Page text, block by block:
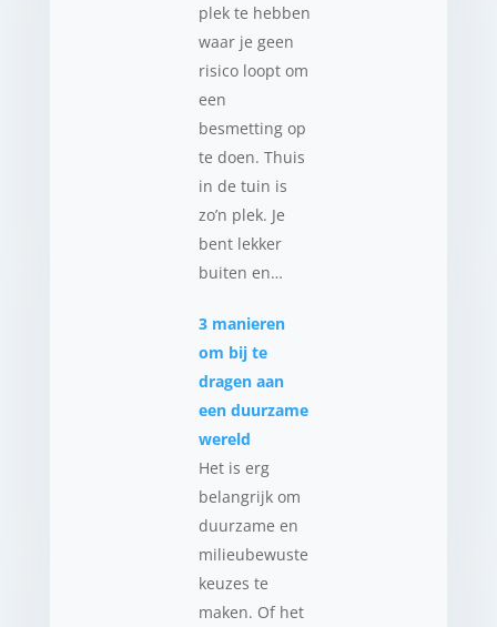
plek te hebben
waar je geen
risico loopt om
een
besmetting op
te doen. Thuis
in de tuin is
zo’n plek. Je
bent lekker
buiten en…
3 manieren
om bij te
dragen aan
een duurzame
wereld
Het is erg
belangrijk om
duurzame en
milieubewuste
keuzes te
maken. Of het